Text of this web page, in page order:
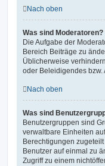
Nach oben
Was sind Moderatoren?
Die Aufgabe der
Bereich Beiträge zu
Üblicherweise
oder Beleidigendes bzw.
Nach oben
Was sind
Benutzergruppen sind
verwaltbare Einheiten
Berechtigungen
Benutzer auf einmal zu
Zugriff zu einem